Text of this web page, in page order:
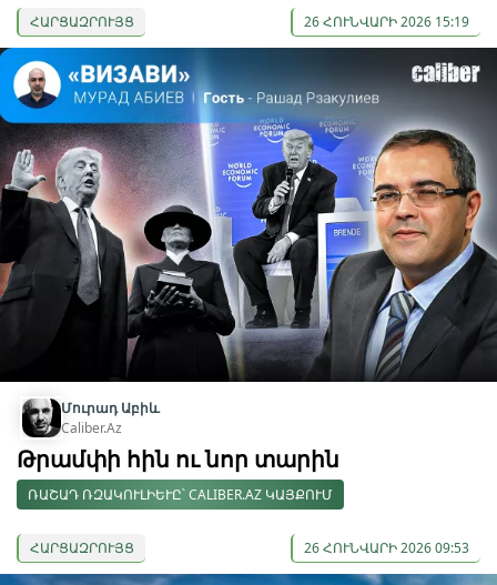
ՀԱՐՑԱԶՐՈՒՅՑ 26 ՀՈՒՆՎԱՐԻ 2026 15:19
Մուրադ Աբիև
Caliber.Az
Թրամփի հին ու նոր տարին
ՌԱՇԱԴ ՌԶԱԿՈՒԼԻԵՒԸ՝ CALIBER.AZ ԿԱՅՔՈՒՄ
ՀԱՐՑԱԶՐՈՒՅՑ 26 ՀՈՒՆՎԱՐԻ 2026 09:53